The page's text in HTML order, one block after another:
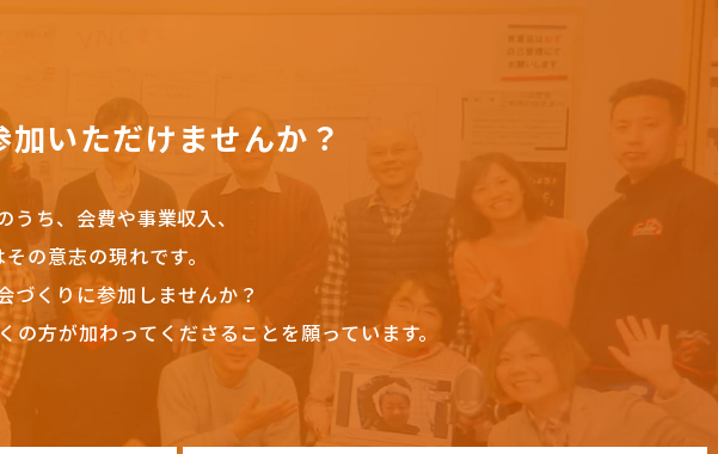
加いただけませんか？
うち、会費や事業収入、
の意志の現れです。
づくりに参加しませんか？
方が加わってくださることを願っています。